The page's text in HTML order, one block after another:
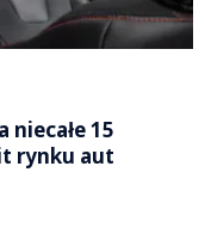
15
rynku aut